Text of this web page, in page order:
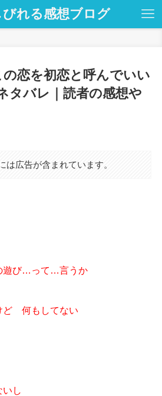
れる感想ブログ
の恋を初恋と呼んでいい
タバレ｜読者の感想や
は広告が含まれています。
び…って…言うか
ど 何もしてない
し